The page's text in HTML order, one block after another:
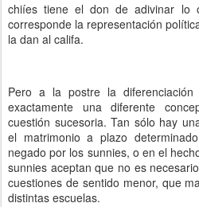
chiíes tiene el don de adivinar lo
corresponde la representación
la dan al califa.
Pero a la postre la
exactamente una diferente
cuestión sucesoria. Tan sólo hay
el matrimonio a plazo
negado por los sunnies, o en el
sunnies aceptan que no es
cuestiones de sentido menor, que
distintas escuelas.